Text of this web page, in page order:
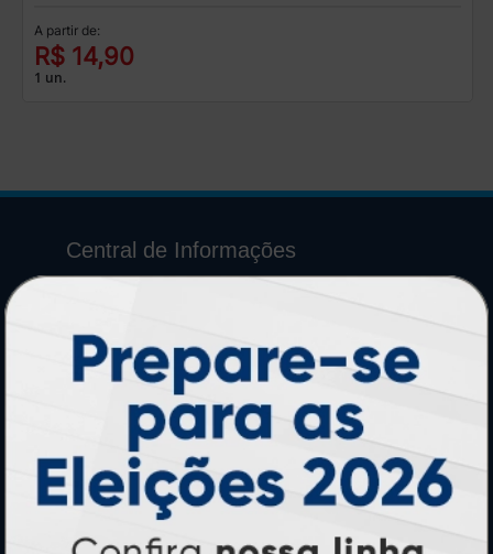
A partir de:
R$ 14,90
1 un.
Central de Informações
Agente Oficial
Contato
Formas de Pagamento
Lista de Balcões
Lista de Preços
Mapa do Site